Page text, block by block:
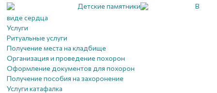
Детские памятники
В
виде сердца
Услуги
Ритуальные услуги
Получение места на кладбище
Организация и проведение похорон
Оформление документов для похорон
Получение пособия на захоронение
Услуги катафалка